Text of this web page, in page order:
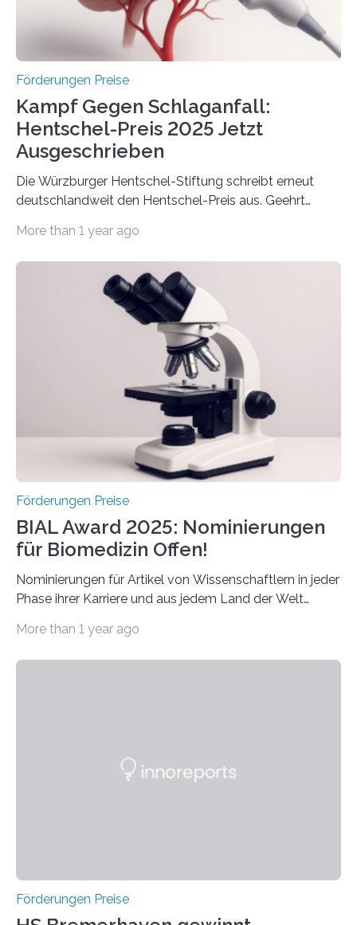
Wirtschaft und Energie eine gute Nachricht:
Überplanmäßige Verpflichtungsermächtigungen in
Förderungen Preise
Kampf Gegen Schlaganfall:
Hentschel-Preis 2025 Jetzt
Ausgeschrieben
Die Würzburger Hentschel-Stiftung schreibt erneut
deutschlandweit den Hentschel-Preis aus. Geehrt
hochrangige wissenschaftliche Publikation zum Thema
Schlaganfall“ mit Sitz in Würzburg fördert die
Schlaganfallforschung, um die Behandlung der
Betroffenen zu verbessern. Dazu schreibt sie auch in
diesem Jahr wieder deutschlandweit den Hentschel-
Preis aus. Er richtet sich gezielt an jüngere
Forscherinnen und Forscher unter 40 Jahren. Geehrt
werden soll eine herausragende Doktorarbeit oder eine
hochrangige wissenschaftliche Publikation zum Thema
More than 1 year ago
Förderungen Preise
BIAL Award 2025: Nominierungen
für Biomedizin Offen!
Nominierungen für Artikel von Wissenschaftlern in jeder
Phase ihrer Karriere und aus jedem Land der Welt
Leben gerufen, um die bemerkenswertesten
Foundation, des BIAL Award in Biomedicine ist in
More than 1 year ago
Förderungen Preise